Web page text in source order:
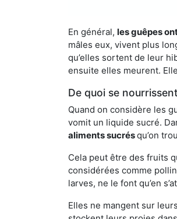
En général, les guêpes
mâles eux, vivent plus
qu’elles sortent de leur
ensuite elles meurent.
De quoi se
Quand on considère les
vomit un liquide sucré.
aliments sucrésqu’on
Cela peut être des fruits
considérées comme
larves, ne le font qu’en
Elles ne mangent sur